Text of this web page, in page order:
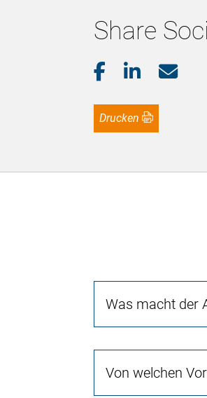
Share
Drucken
Was macht der
Von welchen